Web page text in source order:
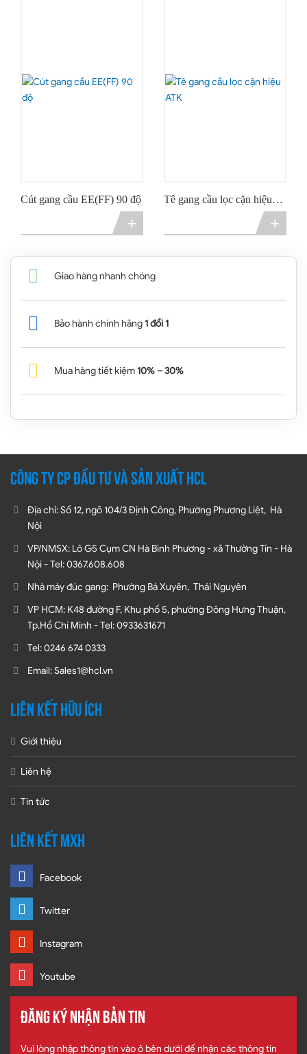
Cút gang cầu EE(FF) 90 độ
+
Tê gang cầu lọc cặn hiệu
+
Giao hàng nhanh chóng
Bảo hành chính hãng1 đổi 1
Mua hàng tiết kiệm10% – 30%
CÔNG TY CP ĐẦU TƯ VÀ SẢN XUẤT HCL
Địa chỉ: Số 12, ngõ 104/3 Định Công, Phường Phương Liệt, Hà
Nội
VP/NMSX: Lô G5 Cụm CN Hà Bình Phương - xã Thường Tín - Hà
Nội - Tel: 0367.608.608
Nhà máy đúc gang: Phường Bá Xuyên, Thái Nguyên
VP HCM: K48 đường F, Khu phố 5, phường Đông Hưng Thuận,
Tp.Hồ Chí Minh - Tel: 0933631671
Tel: 0246 674 0333
Email: Sales1@hcl.vn
LIÊN KẾT HỮU ÍCH
Giới thiệu
Liên hệ
Tin tức
LIÊN KẾT MXH
Facebook
Twitter
Instagram
Youtube
ĐĂNG KÝ NHẬN BẢN TIN
Vui lòng nhập thông tin vào ô bên dưới để nhận các thông tin